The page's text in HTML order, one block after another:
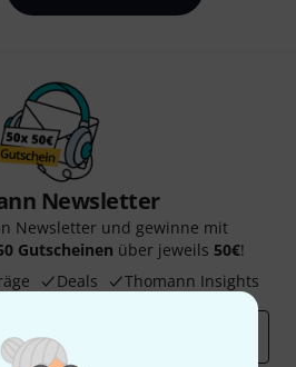
Newsletter
Newsletter und gewinne mit
Gutscheinen über jeweils 50€!
Deals Thomann Insights